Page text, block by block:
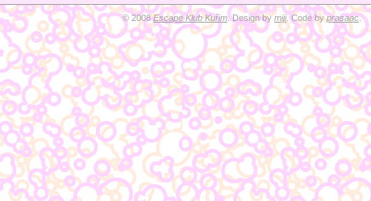
© 2008Escape Klub Kuřim. Design bymiji. Code byprasaac.